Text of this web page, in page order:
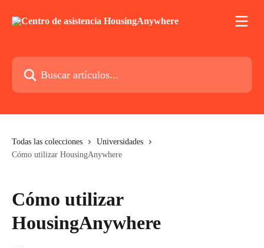
Buscar artículos...
Todas las colecciones
Universidades
Cómo utilizar HousingAnywhere
Cómo utilizar
HousingAnywhere